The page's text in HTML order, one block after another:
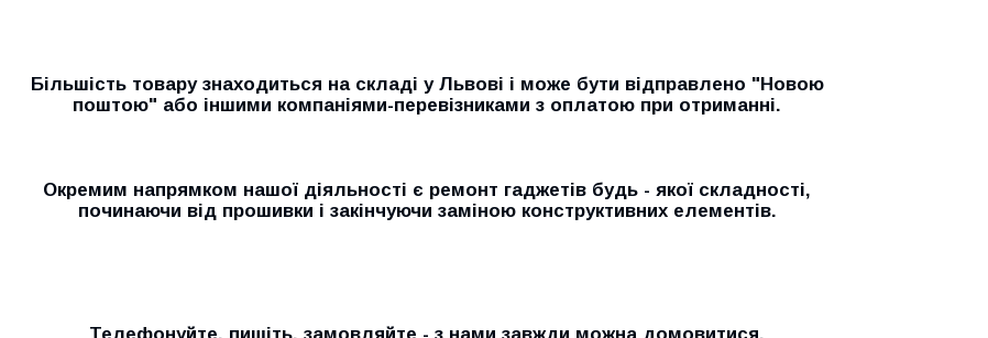
Більшість товару знаходиться на складі у Львові і може бути відправлено "Новою
поштою" або іншими компаніями-перевізниками з оплатою при отриманні.
Окремим напрямком нашої діяльності є ремонт гаджетів будь - якої складності,
починаючи від прошивки і закінчуючи заміною конструктивних елементів.
Телефонуйте, пишіть, замовляйте - з нами завжди можна домовитися.